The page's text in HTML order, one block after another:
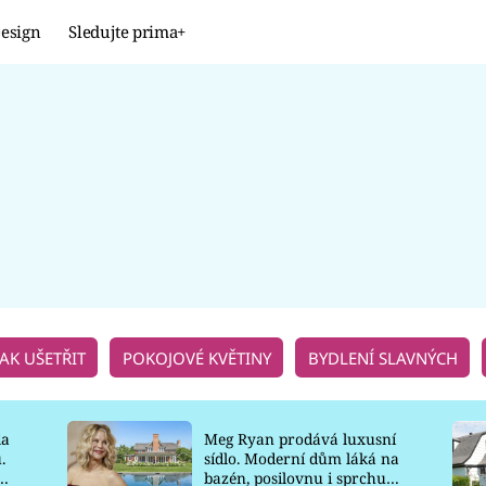
Sledujte prima+
UŠETŘIT POKOJOVÉ KVĚTINY BYDLENÍ SLAVNÝCH
Meg Ryan prodává luxusní
sídlo. Moderní dům láká na
bazén, posilovnu i sprchu